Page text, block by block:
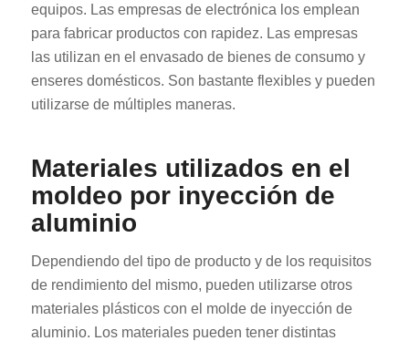
equipos. Las empresas de electrónica los emplean
para fabricar productos con rapidez. Las empresas
las utilizan en el envasado de bienes de consumo y
enseres domésticos. Son bastante flexibles y pueden
utilizarse de múltiples maneras.
Materiales utilizados en el
moldeo por inyección de
aluminio
Dependiendo del tipo de producto y de los requisitos
de rendimiento del mismo, pueden utilizarse otros
materiales plásticos con el molde de inyección de
aluminio. Los materiales pueden tener distintas